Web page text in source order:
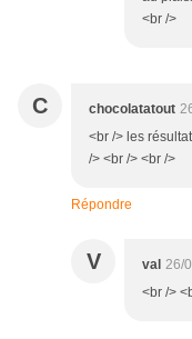
<br />
C chocolatatout
<br /> les
/> <br /> <br />
Répondre
V val 26/
<br />